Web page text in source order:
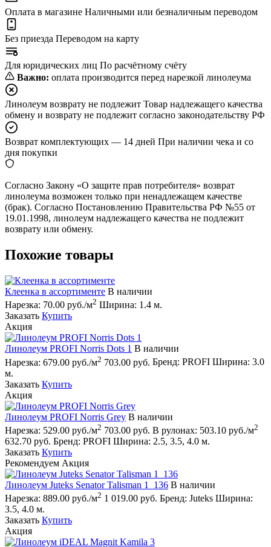
Оплата в магазине Наличными или безналичным переводом
Без приезда Переводом на карту
Для юридических лиц По расчётному счёту
Важно: оплата производится перед нарезкой линолеума
Линолеум возврату не подлежит Товар надлежащего качества
обмену и возврату не подлежит согласно законодательству РФ
Возврат комплектующих — 14 дней При наличии чека и со
дня покупки
Согласно Закону «О защите прав потребителя» возврат
линолеума возможен только при ненадлежащем качестве
(брак). Согласно Постановлению Правительства РФ №55 от
19.01.1998, линолеум надлежащего качества не подлежит
возврату или обмену.
Похожие товары
Клеенка в ассортименте В наличии
Нарезка: 70.00 руб./м2 Ширина: 1.4 м.
Заказать Купить
Акция
Линолеум PROFI Norris Dots 1 В наличии
Нарезка: 679.00 руб./м2 703.00 руб. Бренд: PROFI Ширина: 3.0
м.
Заказать Купить
Акция
Линолеум PROFI Norris Grey В наличии
Нарезка: 529.00 руб./м2 703.00 руб. В рулонах: 503.10 руб./м2
632.70 руб. Бренд: PROFI Ширина: 2.5, 3.5, 4.0 м.
Заказать Купить
Рекомендуем Акция
Линолеум Juteks Senator Talisman 1_136 В наличии
Нарезка: 889.00 руб./м2 1 019.00 руб. Бренд: Juteks Ширина:
3.5, 4.0 м.
Заказать Купить
Акция